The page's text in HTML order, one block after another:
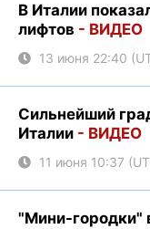
В Италии
лифтов - ВИДЕО
13 июня 22:40
Сильнейший
Италии - ВИДЕО
11 июня 10:37
"Мини-городки"